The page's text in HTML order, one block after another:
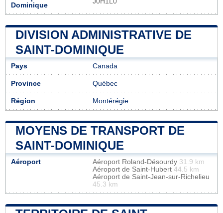
Dominique
DIVISION ADMINISTRATIVE DE
SAINT-DOMINIQUE
Pays Canada
Province Québec
Région Montérégie
MOYENS DE TRANSPORT DE
SAINT-DOMINIQUE
Aéroport Aéroport Roland-Désourdy 31.9 km
Aéroport de Saint-Hubert 44.5 km
Aéroport de Saint-Jean-sur-Richelieu
45.3 km